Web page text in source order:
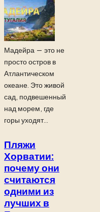
Мадейра — это не
просто остров в
Атлантическом
океане. Это живой
сад, подвешенный
над морем, где
горы уходят...
Пляжи
Хорватии:
почему они
считаются
одними из
лучших в